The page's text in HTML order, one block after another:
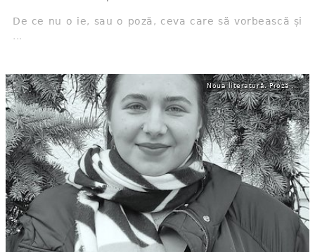
De ce nu o ie, sau o poză, ceva care să vorbească și
...
Noua literatură. Proză studențească